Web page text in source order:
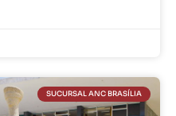
SUCURSAL ANC BRASÍLIA